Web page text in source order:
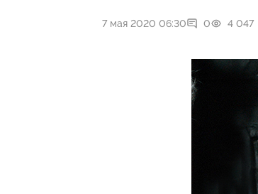
7 мая 2020 06:30 0 4 047